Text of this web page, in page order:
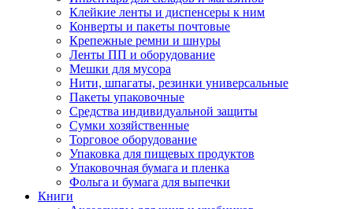
Клейкие ленты и диспенсеры к ним
Конверты и пакеты почтовые
Крепежные ремни и шнуры
Ленты ПП и оборудование
Мешки для мусора
Нити, шпагаты, резинки универсальные
Пакеты упаковочные
Средства индивидуальной защиты
Сумки хозяйственные
Торговое оборудование
Упаковка для пищевых продуктов
Упаковочная бумага и пленка
Фольга и бумага для выпечки
Книги